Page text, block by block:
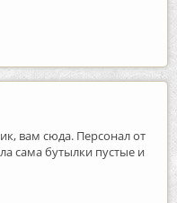
вам сюда. Персонал от
сама бутылки пустые и